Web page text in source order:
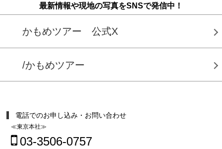
最新情報や現地の写真をSNSで発信中！
かもめツアー 公式X
/かもめツアー
電話でのお申し込み・お問い合わせ
≪東京本社≫
03-3506-0757